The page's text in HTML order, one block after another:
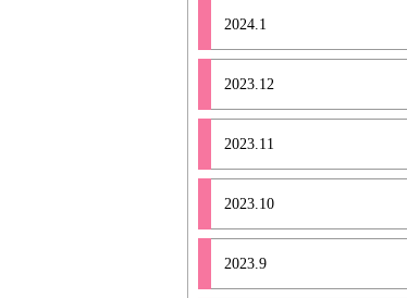
2024.1
2023.12
2023.11
2023.10
2023.9